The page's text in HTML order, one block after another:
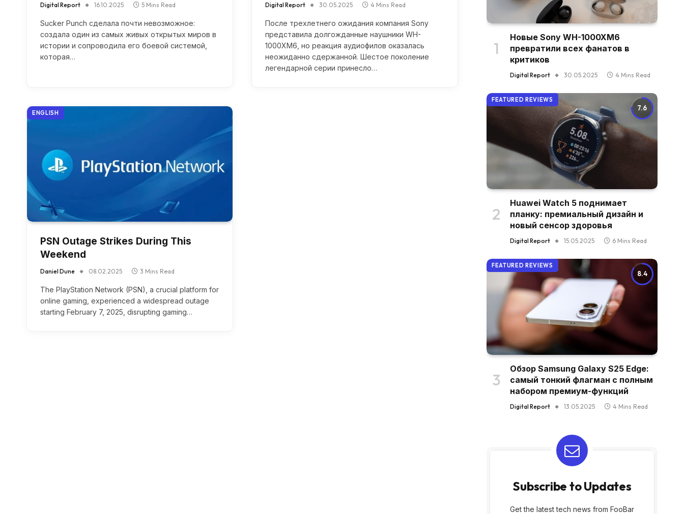
Digital Report 16.10.2025 5 Mins Read
Sucker Punch сделала почти невозможное:
создала один из самых живых открытых миров в
истории и сопроводила его боевой системой,
которая…
Digital Report 30.05.2025 4 Mins Read
После трехлетнего ожидания компания Sony
представила долгожданные наушники WH-
1000XM6, но реакция аудиофилов оказалась
неожиданно сдержанной. Шестое поколение
легендарной серии принесло…
ENGLISH
PSN Outage Strikes During This
Weekend
Daniel Dune 08.02.2025 3 Mins Read
The PlayStation Network (PSN), a crucial platform for
online gaming, experienced a widespread outage
starting February 7, 2025, disrupting gaming…
Новые Sony WH-1000XM6
превратили всех фанатов в
критиков
Digital Report 30.05.2025 4 Mins Read
7.6
FEATURED REVIEWS
Huawei Watch 5 поднимает
планку: премиальный дизайн и
новый сенсор здоровья
Digital Report 15.05.2025 6 Mins Read
8.4
FEATURED REVIEWS
Обзор Samsung Galaxy S25 Edge:
самый тонкий флагман с полным
набором премиум-функций
Digital Report 13.05.2025 4 Mins Read
Subscribe to Updates
Get the latest tech news from FooBar